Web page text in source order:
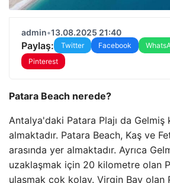
admin•13.08.2025 21:40
Paylaş: Twitter Facebook
Pinterest
Patara Beach nerede?
Antalya'daki Patara Plajı da Gelmiş
almaktadır. Patara Beach, Kaş ve
arasında yer almaktadır. Ayrıca
uzaklaşmak için 20 kilometre olan
ulaşmak çok kolay. Virgin Bay olan